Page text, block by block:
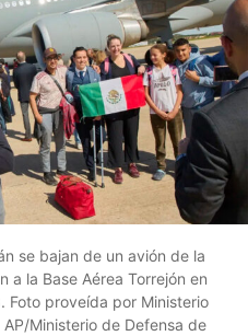
se bajan de un avión de la
a la Base Aérea Torrejón en
Foto proveída por Ministerio
Ministerio de Defensa de